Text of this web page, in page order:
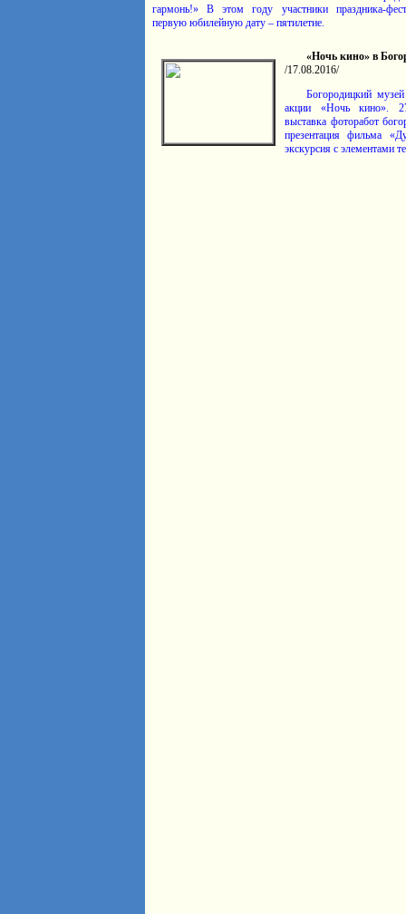
гармонь!» В этом году участники праздника-
первую юбилейную дату – пятилетие.
«Ночь кино» в
/17.08.2016/
Богородицкий
акции «Ночь кино».
выставка фоторабот
презентация фильма
экскурсия с элементами